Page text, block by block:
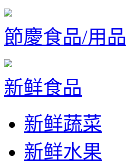
節慶食品/用品
新鲜食品
新鲜蔬菜
新鲜水果